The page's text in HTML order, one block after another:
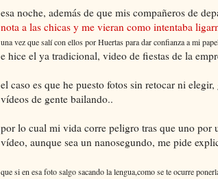
esa noche, además de que mis compañeros de
nota a las chicas y me vieran como intentaba
una vez que salí con ellos por Huertas para dar confianza a mi
e hice el ya tradicional, video de fiestas de la
el caso es que he puesto fotos sin retocar ni
vídeos de gente bailando..
por lo cual mi vida corre peligro tras que uno por
vídeo, aunque sea un nanosegundo, me pide
que si en esa foto salgo sacando la lengua,como se te ocurre